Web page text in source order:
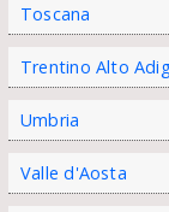
Toscana
Trentino Alto
Umbria
Valle d'Aosta